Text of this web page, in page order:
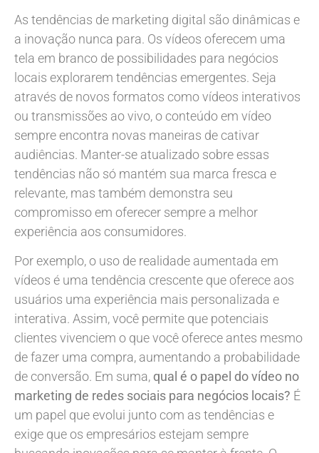
As tendências de marketing digital são dinâmicas e
a inovação nunca para. Os vídeos oferecem uma
tela em branco de possibilidades para negócios
locais explorarem tendências emergentes. Seja
através de novos formatos como vídeos interativos
ou transmissões ao vivo, o conteúdo em vídeo
sempre encontra novas maneiras de cativar
audiências. Manter-se atualizado sobre essas
tendências não só mantém sua marca fresca e
relevante, mas também demonstra seu
compromisso em oferecer sempre a melhor
experiência aos consumidores.
Por exemplo, o uso de realidade aumentada em
vídeos é uma tendência crescente que oferece aos
usuários uma experiência mais personalizada e
interativa. Assim, você permite que potenciais
clientes vivenciem o que você oferece antes mesmo
de fazer uma compra, aumentando a probabilidade
de conversão. Em suma, qual é o papel do vídeo no
marketing de redes sociais para negócios locais? É
um papel que evolui junto com as tendências e
exige que os empresários estejam sempre